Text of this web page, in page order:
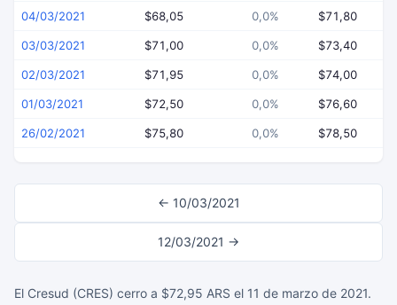
04/03/2021 $68,05 0,0% $71,80
03/03/2021 $71,00 0,0% $73,40
02/03/2021 $71,95 0,0% $74,00
01/03/2021 $72,50 0,0% $76,60
26/02/2021 $75,80 0,0% $78,50
← 10/03/2021
12/03/2021 →
El Cresud (CRES) cerro a $72,95 ARS el 11 de marzo de 2021.